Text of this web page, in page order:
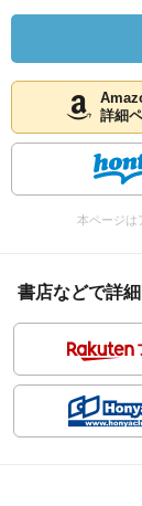
詳細
本ページは
書店などで詳